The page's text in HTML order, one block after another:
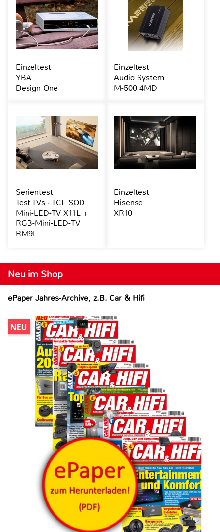
Neu im Shop
ePaper Jahres-Archive, z.B. Car & Hifi
Einzeltest
YBA
Design One
Einzeltest
Audio System
M-500.4MD
Serientest
Test TVs · TCL SQD-
Mini-LED-TV X11L +
RGB-Mini-LED-TV
RM9L
Einzeltest
Hisense
XR10